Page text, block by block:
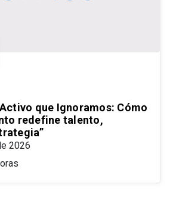
que Ignoramos: Cómo
redefine talento,
2026